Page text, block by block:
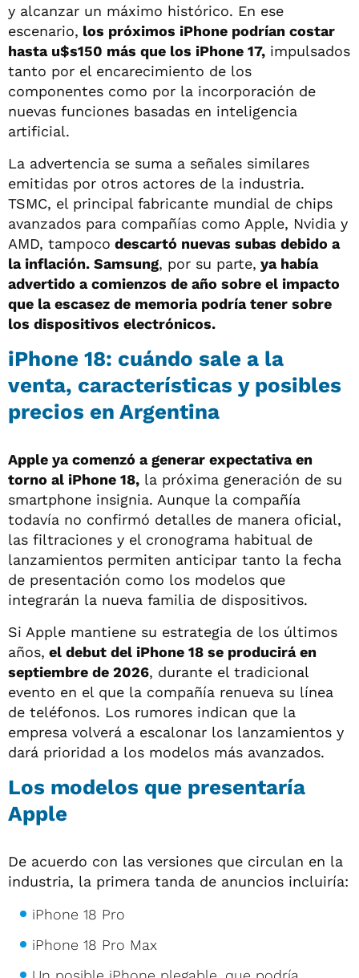
y alcanzar un máximo histórico. En ese
escenario, los próximos iPhone podrían costar
hasta u$s150 más que los iPhone 17, impulsados
tanto por el encarecimiento de los
componentes como por la incorporación de
nuevas funciones basadas en inteligencia
artificial.
La advertencia se suma a señales similares
emitidas por otros actores de la industria.
TSMC, el principal fabricante mundial de chips
avanzados para compañías como Apple, Nvidia y
AMD, tampoco descartó nuevas subas debido a
la inflación. Samsung, por su parte, ya había
advertido a comienzos de año sobre el impacto
que la escasez de memoria podría tener sobre
los dispositivos electrónicos.
iPhone 18: cuándo sale a la
venta, características y posibles
precios en Argentina
Apple ya comenzó a generar expectativa en
torno al iPhone 18, la próxima generación de su
smartphone insignia. Aunque la compañía
todavía no confirmó detalles de manera oficial,
las filtraciones y el cronograma habitual de
lanzamientos permiten anticipar tanto la fecha
de presentación como los modelos que
integrarán la nueva familia de dispositivos.
Si Apple mantiene su estrategia de los últimos
años, el debut del iPhone 18 se producirá en
septiembre de 2026, durante el tradicional
evento en el que la compañía renueva su línea
de teléfonos. Los rumores indican que la
empresa volverá a escalonar los lanzamientos y
dará prioridad a los modelos más avanzados.
Los modelos que presentaría
Apple
De acuerdo con las versiones que circulan en la
industria, la primera tanda de anuncios incluiría:
iPhone 18 Pro
iPhone 18 Pro Max